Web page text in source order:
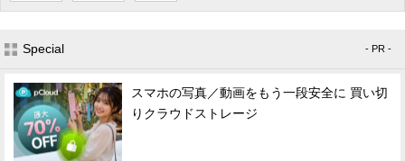
Special - PR -
スマホの写真／動画をもう一段安全に 買い切
りクラウドストレージ